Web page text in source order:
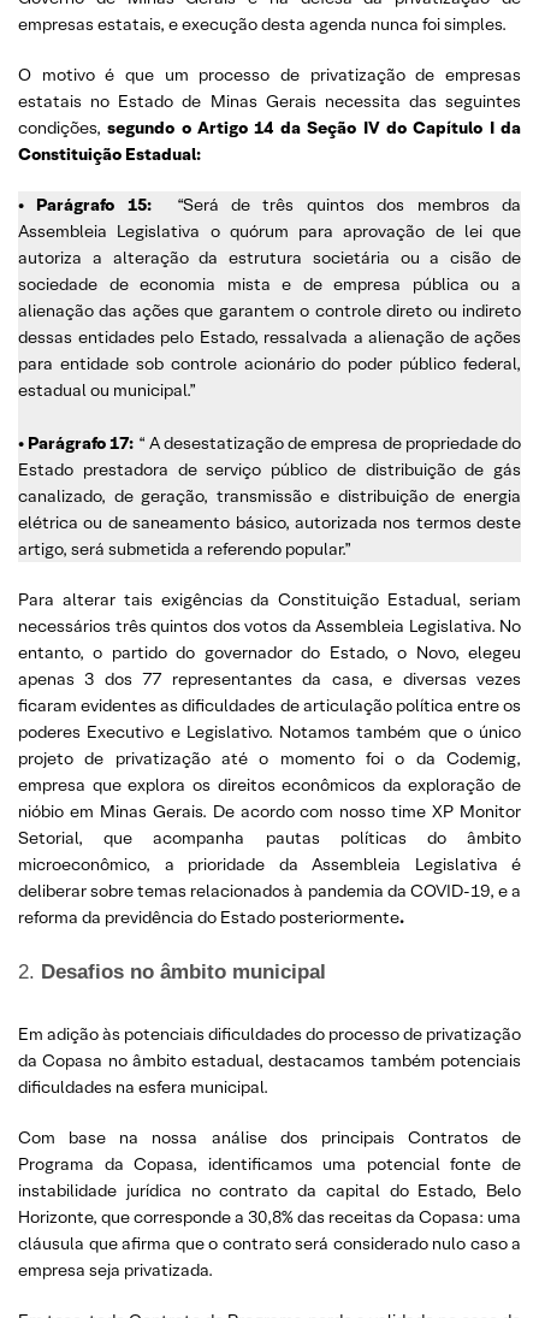
empresas estatais, e execução desta agenda nunca foi simples.
O motivo é que um processo de privatização de empresas
estatais no Estado de Minas Gerais necessita das seguintes
condições,segundo o Artigo 14 da Seção IV do Capítulo I da
Constituição Estadual:
• Parágrafo 15:
“Será de três quintos dos membros da
Assembleia Legislativa o quórum para aprovação de lei que
autoriza a alteração da estrutura societária ou a cisão de
sociedade de economia mista e de empresa pública ou a
alienação das ações que garantem o controle direto ou indireto
dessas entidades pelo Estado, ressalvada a alienação de ações
para entidade sob controle acionário do poder público federal,
estadual ou municipal.”
• Parágrafo 17: “ A desestatização de empresa de propriedade do
Estado prestadora de serviço público de distribuição de gás
canalizado, de geração, transmissão e distribuição de energia
elétrica ou de saneamento básico, autorizada nos termos deste
artigo, será submetida a referendo popular.”
Para alterar tais exigências da Constituição Estadual, seriam
necessários três quintos dos votos da Assembleia Legislativa. No
entanto, o partido do governador do Estado, o Novo, elegeu
apenas 3 dos 77 representantes da casa, e diversas vezes
ficaram evidentes as dificuldades de articulação política entre os
poderes Executivo e Legislativo. Notamos também que o único
projeto de privatização até o momento foi o da Codemig,
empresa que explora os direitos econômicos da exploração de
nióbio em Minas Gerais. De acordo com nosso time XP Monitor
Setorial, que acompanha pautas políticas do âmbito
microeconômico, a prioridade da Assembleia Legislativa é
deliberar sobre temas relacionados à pandemia da COVID-19, e a
reforma da previdência do Estado posteriormente.
2. Desafios no âmbito municipal
Em adição às potenciais dificuldades do processo de privatização
da Copasa no âmbito estadual, destacamos também potenciais
dificuldades na esfera municipal.
Com base na nossa análise dos principais Contratos de
Programa da Copasa, identificamos uma potencial fonte de
instabilidade jurídica no contrato da capital do Estado, Belo
Horizonte, que corresponde a 30,8% das receitas da Copasa: uma
cláusula que afirma que o contrato será considerado nulo caso a
empresa seja privatizada.